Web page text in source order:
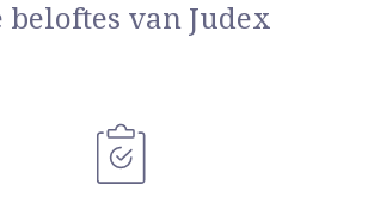
beloftes van Judex